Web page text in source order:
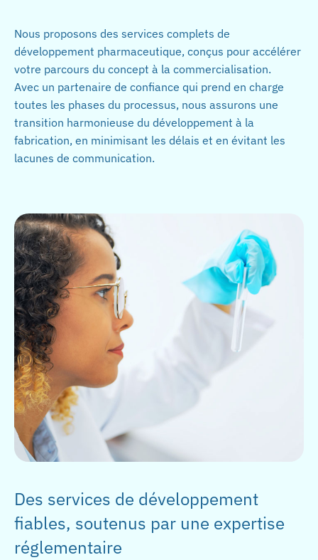
Nous proposons des services complets de
développement pharmaceutique, conçus pour accélérer
votre parcours du concept à la commercialisation.
Avec un partenaire de confiance qui prend en charge
toutes les phases du processus, nous assurons une
transition harmonieuse du développement à la
fabrication, en minimisant les délais et en évitant les
lacunes de communication.
Des services de développement
fiables, soutenus par une expertise
réglementaire